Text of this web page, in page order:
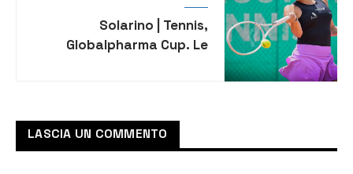
Solarino | Tennis,
Globalpharma Cup. Le
LASCIA UN COMMENTO